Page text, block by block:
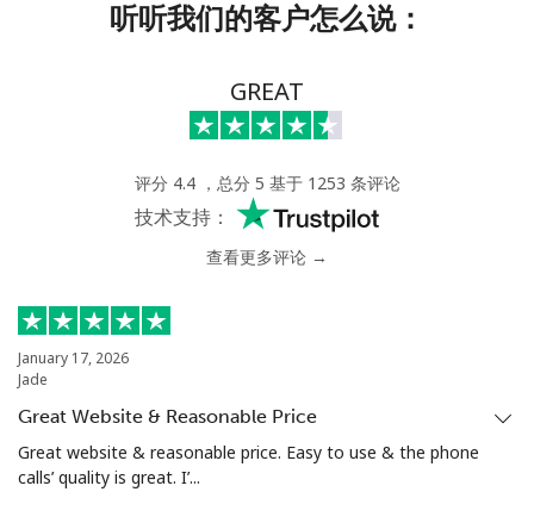
听听我们的客户怎么说：
GREAT
评分 4.4 ，总分 5 基于 1253 条评论
技术支持：
查看更多评论 →
January 17, 2026
Jade
Great Website & Reasonable Price
Great website & reasonable price. Easy to use & the phone
calls’ quality is great. I’...